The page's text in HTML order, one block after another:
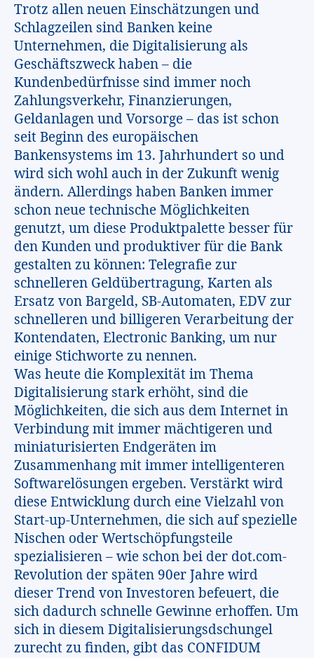
Trotz allen neuen Einschätzungen und
Schlagzeilen sind Banken keine
Unternehmen, die Digitalisierung als
Geschäftszweck haben – die
Kundenbedürfnisse sind immer noch
Zahlungsverkehr, Finanzierungen,
Geldanlagen und Vorsorge – das ist schon
seit Beginn des europäischen
Bankensystems im 13. Jahrhundert so und
wird sich wohl auch in der Zukunft wenig
ändern. Allerdings haben Banken immer
schon neue technische Möglichkeiten
genutzt, um diese Produktpalette besser für
den Kunden und produktiver für die Bank
gestalten zu können: Telegrafie zur
schnelleren Geldübertragung, Karten als
Ersatz von Bargeld, SB-Automaten, EDV zur
schnelleren und billigeren Verarbeitung der
Kontendaten, Electronic Banking, um nur
einige Stichworte zu nennen.
Was heute die Komplexität im Thema
Digitalisierung stark erhöht, sind die
Möglichkeiten, die sich aus dem Internet in
Verbindung mit immer mächtigeren und
miniaturisierten Endgeräten im
Zusammenhang mit immer intelligenteren
Softwarelösungen ergeben. Verstärkt wird
diese Entwicklung durch eine Vielzahl von
Start-up-Unternehmen, die sich auf spezielle
Nischen oder Wertschöpfungsteile
spezialisieren – wie schon bei der dot.com-
Revolution der späten 90er Jahre wird
dieser Trend von Investoren befeuert, die
sich dadurch schnelle Gewinne erhoffen. Um
sich in diesem Digitalisierungsdschungel
zurecht zu finden, gibt das CONFIDUM